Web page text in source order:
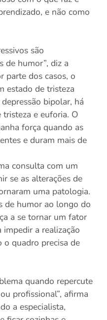
e não como
são
de humor”, diz a
parte dos casos, o
estado de tristeza
bipolar, há
e euforia. O
força quando as
e duram mais de
consulta com um
se as alterações de
uma patologia.
de humor ao longo do
a se tornar um fator
a realização
o quadro precisa de
quando repercute
profissional”, afirma
a especialista,